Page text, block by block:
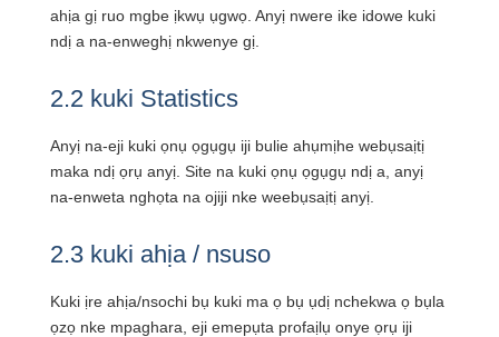
ahịa gị ruo mgbe ịkwụ ụgwọ. Anyị nwere ike idowe kuki
ndị a na-enweghị nkwenye gị.
2.2 kuki Statistics
Anyị na-eji kuki ọnụ ọgụgụ iji bulie ahụmịhe webụsaịtị
maka ndị ọrụ anyị. Site na kuki ọnụ ọgụgụ ndị a, anyị
na-enweta nghọta na ojiji nke weebụsaịtị anyị.
2.3 kuki ahịa / nsuso
Kuki ịre ahịa/nsochi bụ kuki ma ọ bụ ụdị nchekwa ọ bụla
ọzọ nke mpaghara, eji emepụta profaịlụ onye ọrụ iji